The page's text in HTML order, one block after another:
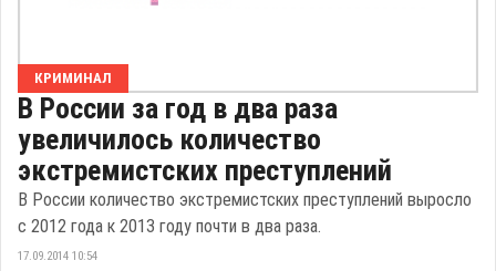
КРИМИНАЛ
В России за год в два раза
увеличилось количество
экстремистских преступлений
В России количество экстремистских преступлений выросло
с 2012 года к 2013 году почти в два раза.
17.09.2014 10:54